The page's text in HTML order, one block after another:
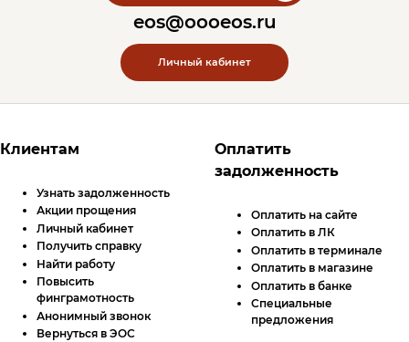
eos@oooeos.ru
Личный кабинет
Футер сайта
Клиентам
Узнать задолженность
Акции прощения
Личный кабинет
Получить справку
Найти работу
Повысить
финграмотность
Анонимный звонок
Вернуться в ЭОС
Оплатить
задолженность
Оплатить на сайте
Оплатить вЛК
Оплатить в терминале
Оплатить в магазине
Оплатить в банке
Специальные
предложения